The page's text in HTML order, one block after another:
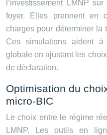
l’investissement LMNP
foyer. Elles prennent en
charges pour déterminer la
Ces simulations aident
globale en ajustant les
de déclaration.
Optimisation du
micro-BIC
Le choix entre le régime
LMNP. Les outils en